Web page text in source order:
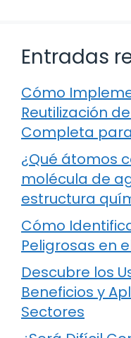
Entradas
Cómo
Reutilización
Completa
¿Qué átomos
molécula de
estructura
Cómo
Peligrosas en
Descubre los
Beneficios y
Sectores